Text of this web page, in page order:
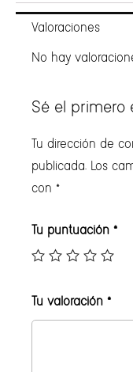
Valoraciones
No hay
Sé el primero
Tu dirección de
publicada. Los
con *
Tu puntuación *
Tu valoración *